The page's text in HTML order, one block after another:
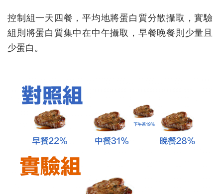
控制組一天四餐，平均地將蛋白質分散攝取，實驗
組則將蛋白質集中在中午攝取，早餐晚餐則少量且
少蛋白。